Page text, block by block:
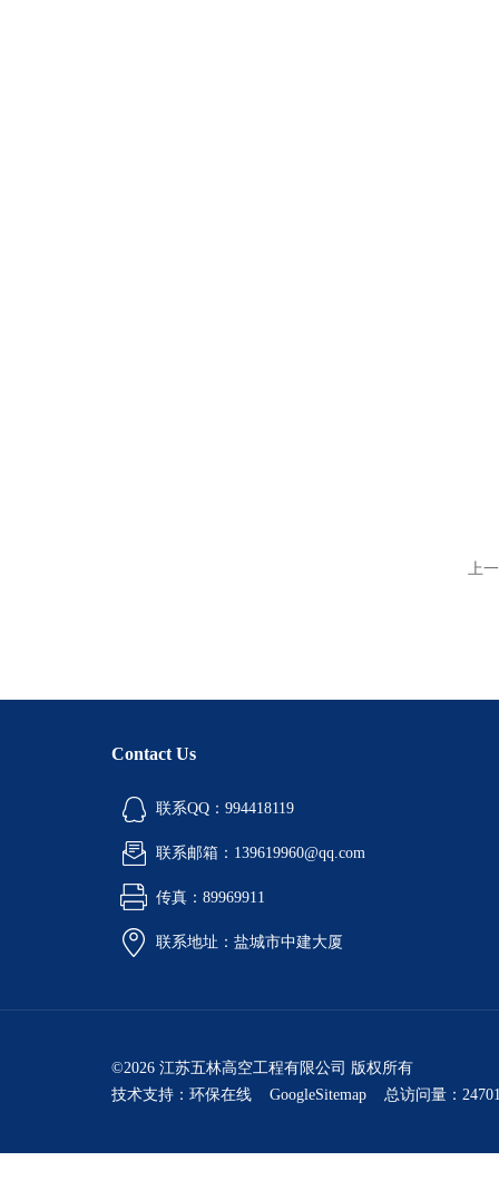
上
Contact Us
联系QQ：994418119
联系邮箱：139619960@qq.com
传真：89969911
联系地址：盐城市中建大厦
©2026 江苏五林高空工程有限公司 版权所有
技术支持： 环保在线 GoogleSitemap 总访问量：